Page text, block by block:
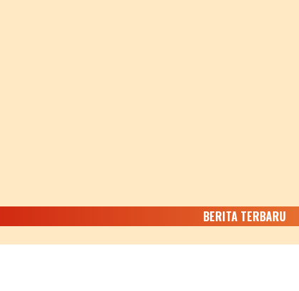
BERITA TERBARU